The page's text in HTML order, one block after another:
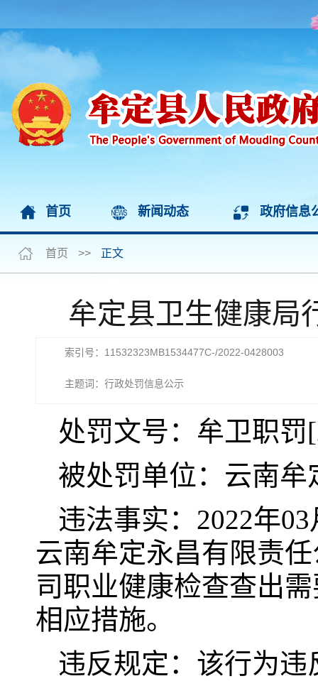
首页 新闻动态 政府信息
首页 >> 正文
牟定县卫生健康局
索引号：11532323MB1534477C-/2022-0428003
主题词：行政处罚信息公示
处罚文号：牟卫职罚
被处罚单位：云南
违法事实：2022年
云南牟定永昌有限责
司职业健康检查查出
相应措施。
违反规定：该行为